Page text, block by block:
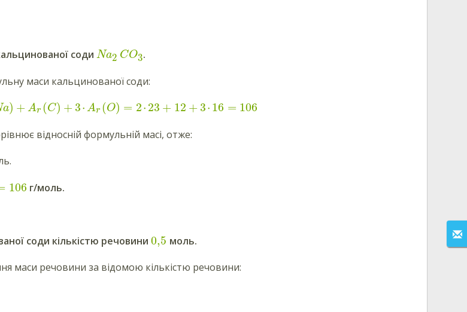
соди Na2 CO3.
маси кальцинованої соди:
) + Ar(C) +3⋅ Ar(O) = 2⋅ 23 + 12 +3⋅ 16 = 106
відносній формульній масі, отже:
106 г/моль.
соди кількістю речовини 0,5 моль.
маси речовини за відомою кількістю речовини: